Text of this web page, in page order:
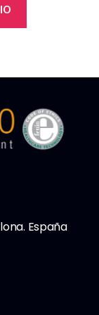
España